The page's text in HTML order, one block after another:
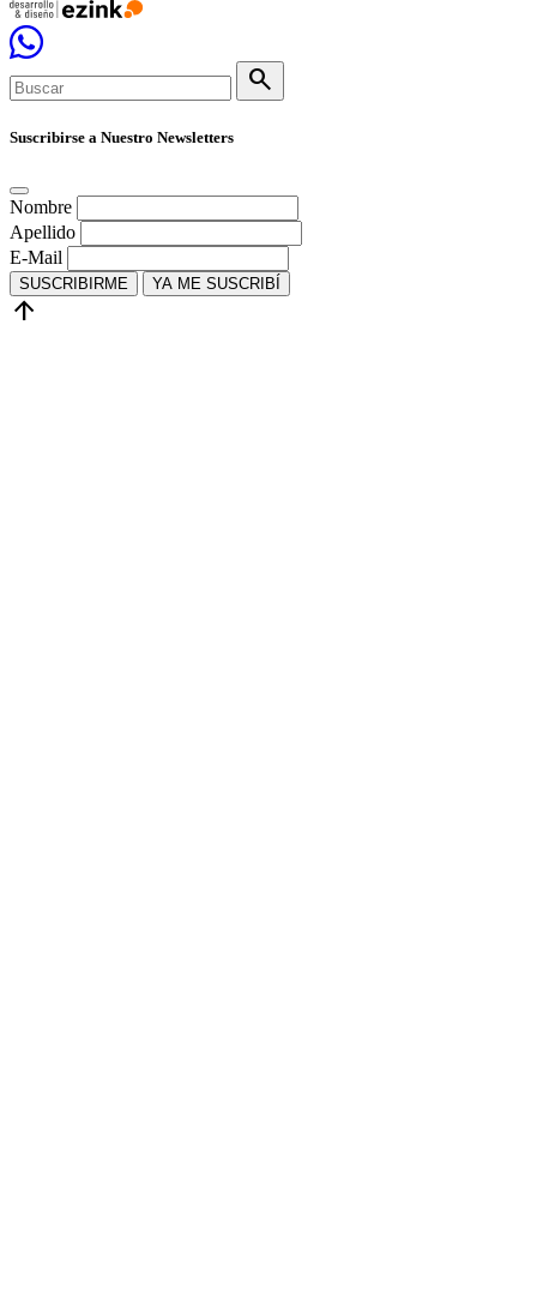
search
Suscribirse a Nuestro Newsletters
Nombre
Apellido
E-Mail
SUSCRIBIRME YA ME SUSCRIBÍ
arrow_upward